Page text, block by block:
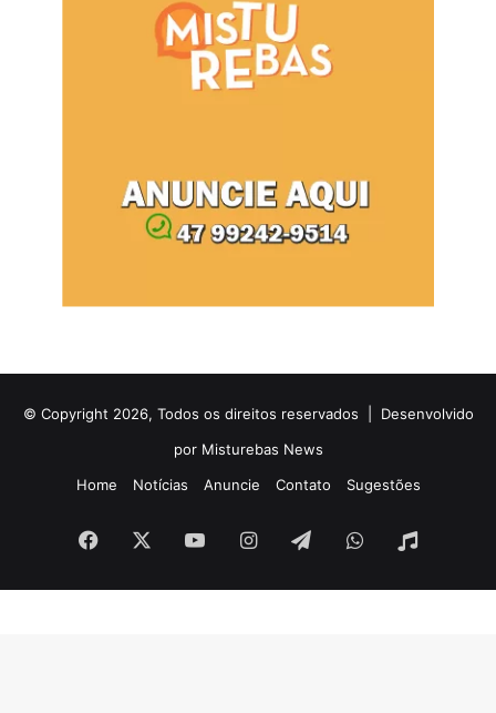
© Copyright 2026, Todos os direitos reservados | Desenvolvido
por Misturebas News
Home
Notícias Anuncie Contato Sugestões
Facebook YouTubeInstagramTelegramWhatsApp
Rádio